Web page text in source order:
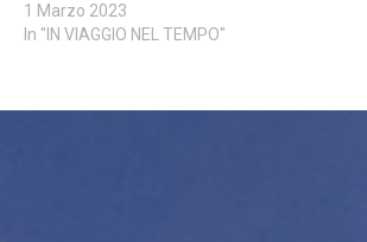
1 Marzo 2023
In "IN VIAGGIO NEL TEMPO"